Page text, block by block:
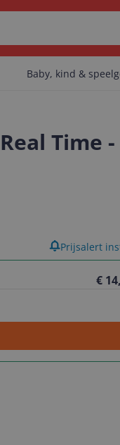
Baby, kind &
Time
€
Prijsalert